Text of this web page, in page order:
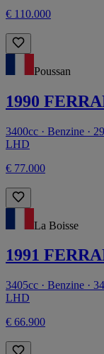
€ 110.000
Poussan
1990
3400cc · Benzine ·
LHD
€ 77.000
La Boisse
1991
3405cc · Benzine ·
LHD
€ 66.900